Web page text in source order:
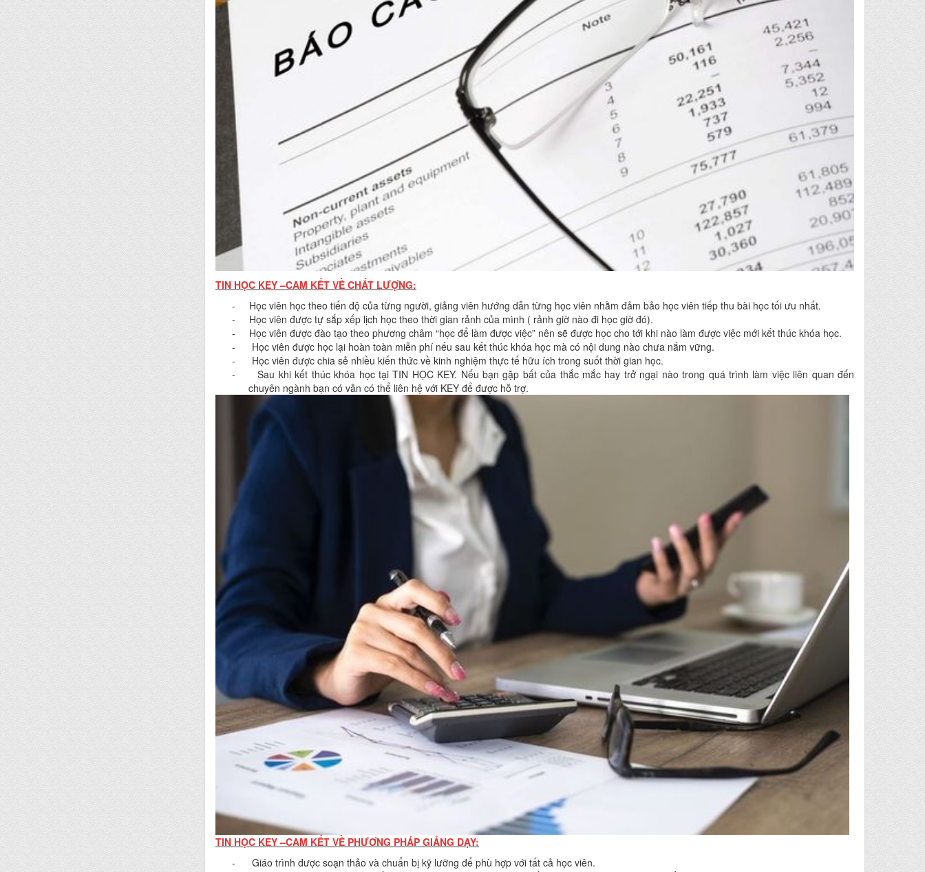
TIN HỌC KEY –CAM KẾT VỀ CHẤT LƯỢNG:
- Học viên học theo tiến độ của từng người, giảng viên hướng dẫn từng học viên nhằm đảm bảo học viên tiếp thu bài học tối ưu nhất.
- Học viên được tự sắp xếp lịch học theo thời gian rảnh của mình ( rảnh giờ nào đi học giờ đó).
- Học viên được đào tạo theo phương châm “học để làm được việc” nên sẽ được học cho tới khi nào làm được việc mới kết thúc khóa học.
- Học viên được học lại hoàn toàn miễn phí nếu sau kết thúc khóa học mà có nội dung nào chưa nắm vững.
- Học viên được chia sẻ nhiều kiến thức về kinh nghiệm thực tế hữu ích trong suốt thời gian học.
- Sau khi kết thúc khóa học tại TIN HỌC KEY. Nếu bạn gặp bất của thắc mắc hay trở ngại nào trong quá trình làm việc liên quan đến
chuyên ngành bạn có vẫn có thể liên hệ với KEY để được hỗ trợ.
TIN HỌC KEY –CAM KẾT VỀ PHƯƠNG PHÁP GIẢNG DẠY:
- Giáo trình được soạn thảo và chuẩn bị kỹ lưỡng để phù hợp với tất cả học viên.